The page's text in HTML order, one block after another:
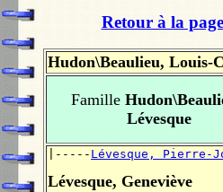
Retour à la
Hudon\Beaulieu, Louis-
Famille
Lévesque
|----- Lévesque, Pierre-
Lévesque, Geneviève